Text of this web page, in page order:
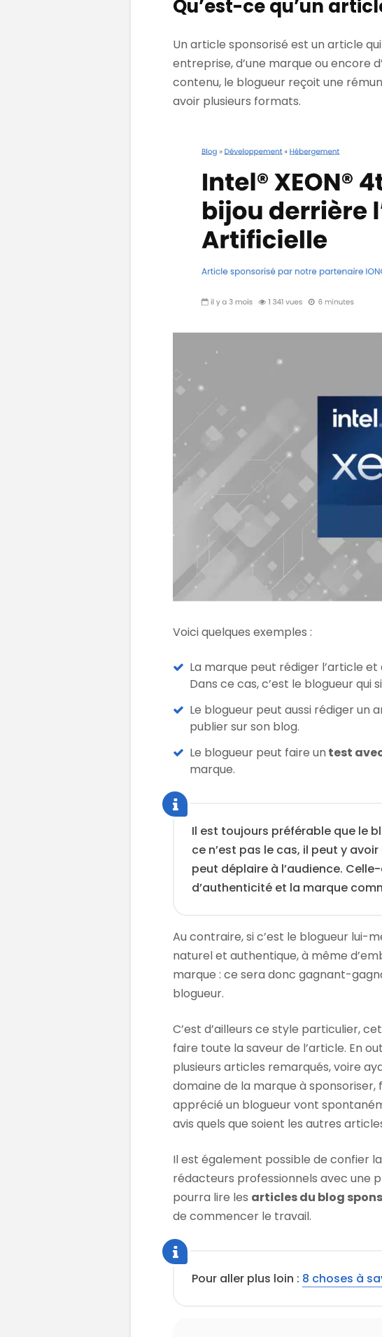
Qu’est-ce qu’un
Un article sponsorisé est un article
entreprise, d’une marque ou encore
contenu, le blogueur reçoit une
avoir plusieurs formats.
Voici quelques exemples :
La marque peut rédiger l’article
Dans ce cas, c’est le blogueur qui
Le blogueur peut aussi rédiger un
publier sur son blog.
Le blogueur peut faire un test
marque.
Il est toujours préférable que le
ce n’est pas le cas, il peut y
peut déplaire à l’audience.
d’authenticité et la marque
Au contraire, si c’est le blogueur lui-
naturel et authentique, à même
marque : ce sera donc gagnant-
blogueur.
C’est d’ailleurs ce style particulier,
faire toute la saveur de l’article. En
plusieurs articles remarqués, voire
domaine de la marque à
apprécié un blogueur vont
avis quels que soient les autres
Il est également possible de confier
rédacteurs professionnels avec une
pourra lire les articles du blog
de commencer le travail.
Pour aller plus loin : 8 choses à